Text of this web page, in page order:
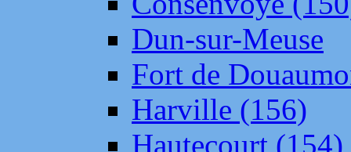
Dun-sur-Meuse
Fort de
Harville (156)
Hautecourt (154)